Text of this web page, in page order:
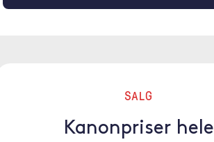
SALG
Kanonpriser hele